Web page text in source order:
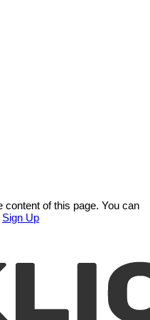
content of this page. You can
Sign Up